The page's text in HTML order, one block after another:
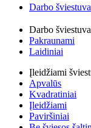
Darbo
Darbo
Pakraunami
Laidiniai
Įleidžiami
Apvalūs
Kvadratiniai
Įleidžiami
Paviršiniai